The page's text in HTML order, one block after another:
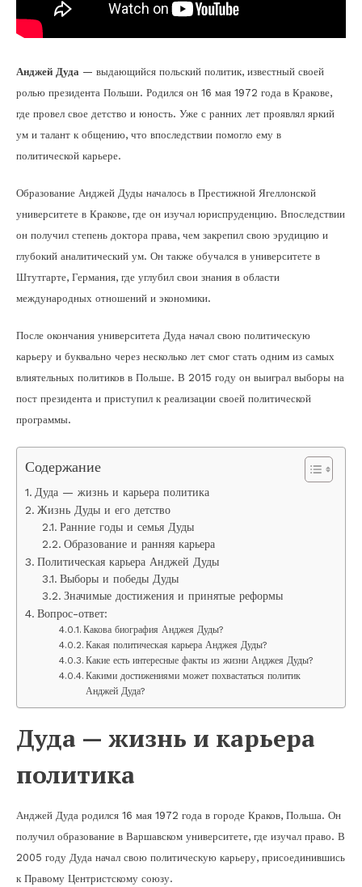
Анджей Дуда — выдающийся польский политик, известный своей
ролью президента Польши. Родился он 16 мая 1972 года в Кракове,
где провел свое детство и юность. Уже с ранних лет проявлял яркий
ум и талант к общению, что впоследствии помогло ему в
политической карьере.
Образование Анджей Дуды началось в Престижной Ягеллонской
университете в Кракове, где он изучал юриспруденцию. Впоследствии
он получил степень доктора права, чем закрепил свою эрудицию и
глубокий аналитический ум. Он также обучался в университете в
Штутгарте, Германия, где углубил свои знания в области
международных отношений и экономики.
После окончания университета Дуда начал свою политическую
карьеру и буквально через несколько лет смог стать одним из самых
влиятельных политиков в Польше. В 2015 году он выиграл выборы на
пост президента и приступил к реализации своей политической
программы.
Содержание
Дуда — жизнь и карьера политика
Жизнь Дуды и его детство
Ранние годы и семья Дуды
Образование и ранняя карьера
Политическая карьера Анджей Дуды
Выборы и победы Дуды
Значимые достижения и принятые реформы
Вопрос-ответ:
Какова биография Анджея Дуды?
Какая политическая карьера Анджея Дуды?
Какие есть интересные факты из жизни Анджея Дуды?
Какими достижениями может похвастаться политик
Анджей Дуда?
Дуда — жизнь и карьера
политика
Анджей Дуда родился 16 мая 1972 года в городе Краков, Польша. Он
получил образование в Варшавском университете, где изучал право. В
2005 году Дуда начал свою политическую карьеру, присоединившись
к Правому Центристскому союзу.